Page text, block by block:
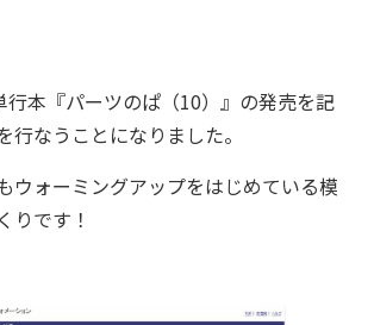
行本『パーツのぱ（10）』の発売を記
行なうことになりました。
ウォーミングアップをはじめている模
りです！